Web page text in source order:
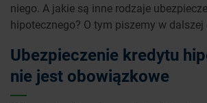
niego. A jakie są inne rodzaje
hipotecznego? O tym piszemy w dalszej
Ubezpieczenie kredytu
nie jest obowiązkowe